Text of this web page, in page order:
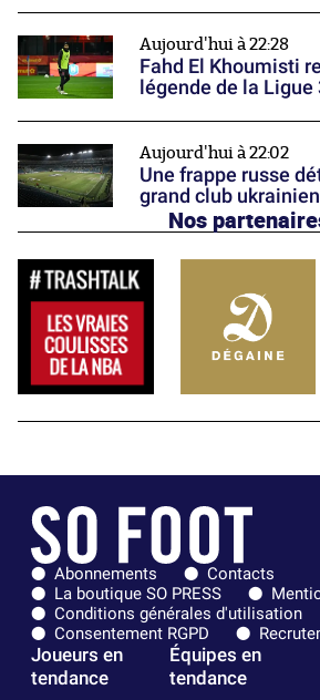
Aujourd'hui à 22:28
Fahd El Khoumisti
légende de la Ligue
Aujourd'hui à 22:02
Une frappe russe
grand club ukrainien
Nos
Abonnements
Contacts
La boutique SO PRESS
Conditions générales d'utilisation
Consentement RGPD
Joueurs en
tendance
Équipes en
tendance